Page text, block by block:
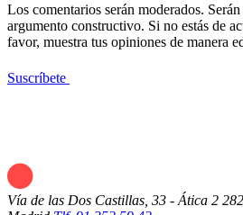
Los comentarios serán moderados.
argumento constructivo. Si no estás de
favor, muestra tus opiniones de manera
Suscríbete
Vía de las Dos Castillas, 33 - Ática 2